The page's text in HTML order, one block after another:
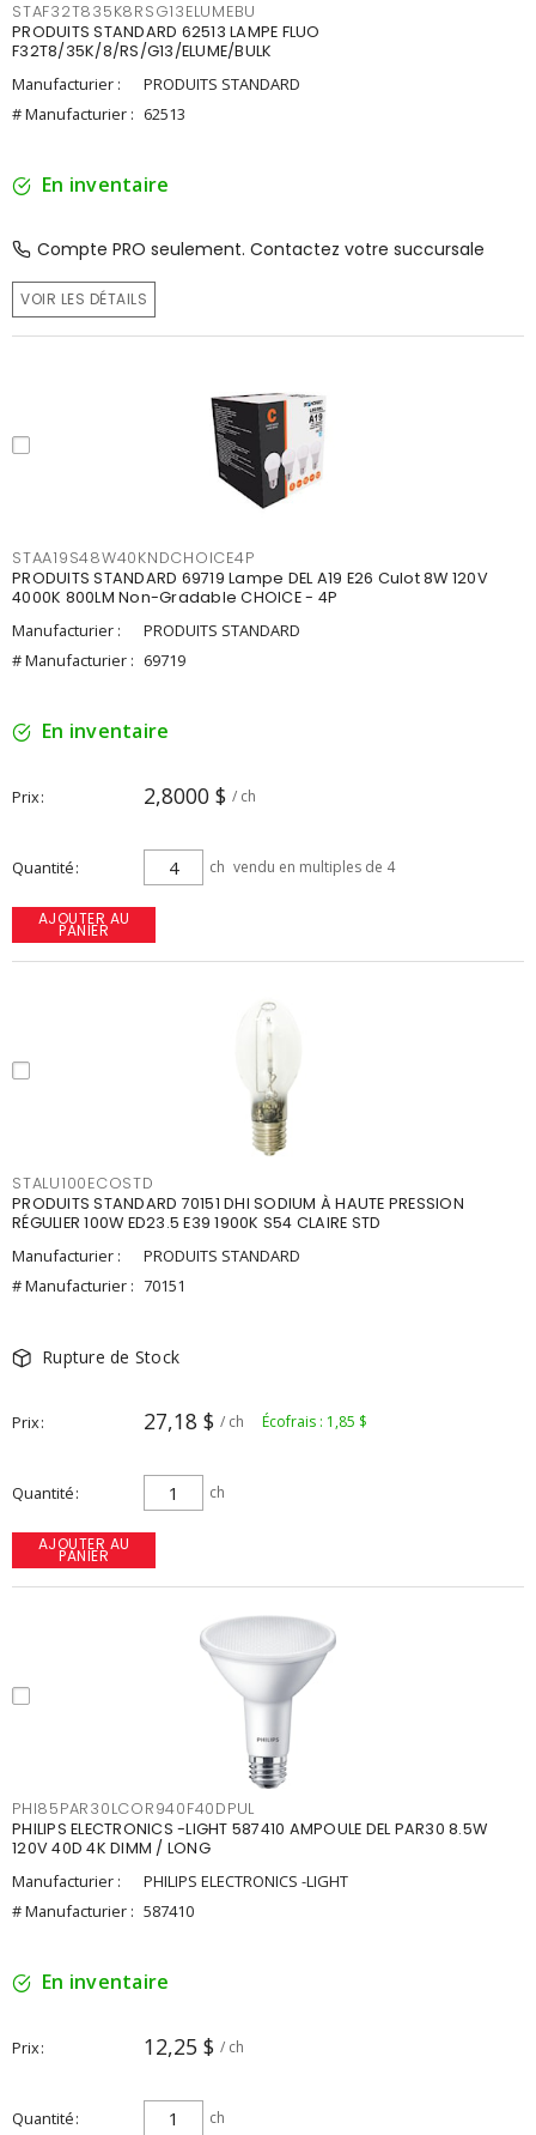
STAF32T835K8RSG13ELUMEBU
PRODUITS STANDARD 62513 LAMPE FLUO
F32T8/35K/8/RS/G13/ELUME/BULK
Manufacturier :
PRODUITS STANDARD
# Manufacturier : 62513
En inventaire
Compte PRO seulement. Contactez votre succursale
VOIR LES DÉTAILS
STAA19S48W40KNDCHOICE4P
PRODUITS STANDARD 69719 Lampe DEL A19 E26 Culot 8W 120V
4000K 800LM Non-Gradable CHOICE - 4P
Manufacturier :
PRODUITS STANDARD
# Manufacturier : 69719
En inventaire
Prix 2,8000 $ / ch
Quantité ch vendu en multiples de 4
AJOUTER AU
PANIER
STALU100ECOSTD
PRODUITS STANDARD 70151 DHI SODIUM À HAUTE PRESSION
RÉGULIER 100W ED23.5 E39 1900K S54 CLAIRE STD
Manufacturier :
PRODUITS STANDARD
# Manufacturier : 70151
Rupture de Stock
Prix 27,18 $ / ch Écofrais : 1,85 $
Quantité ch
AJOUTER AU
PANIER
PHI85PAR30LCOR940F40DPUL
PHILIPS ELECTRONICS -LIGHT 587410 AMPOULE DEL PAR30 8.5W
120V 40D 4K DIMM / LONG
Manufacturier :
PHILIPS ELECTRONICS -LIGHT
# Manufacturier : 587410
En inventaire
Prix 12,25 $ / ch
Quantité ch